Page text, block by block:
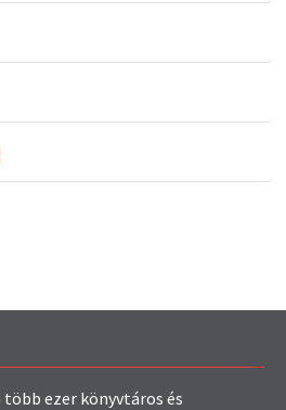
ezer könyvtáros és